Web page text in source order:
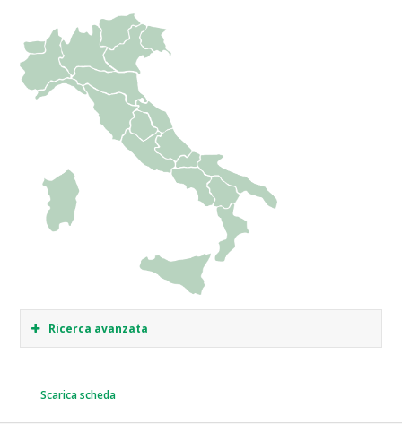
Ricerca avanzata
Scarica scheda